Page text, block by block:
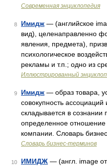
Современная энциклопедия
8 Имидж — (английское
вид), целенаправленно
явления, предмета),
психологическое
рекламы и т.п.; одно из
Иллюстрированный
9 Имидж — образ товара,
совокупность
складывается в
определенное отношение
компании. Словарь
Словарь бизнес-терминов
10 ИМИДЖ — (англ. image от